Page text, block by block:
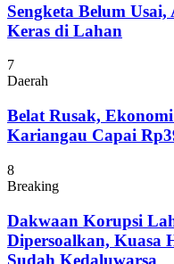
Sengketa Belum
Keras di Lahan
7
Daerah
Belat Rusak,
Kariangau Capai
8
Breaking
Dakwaan Korupsi
Dipersoalkan, Kuasa
Sudah Kedaluwarsa